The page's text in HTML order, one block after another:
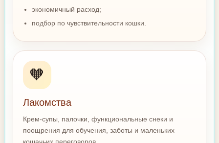
экономичный расход;
подбор по чувствительности кошки.
🧡
Лакомства
Крем-супы, палочки, функциональные снеки и
поощрения для обучения, заботы и маленьких